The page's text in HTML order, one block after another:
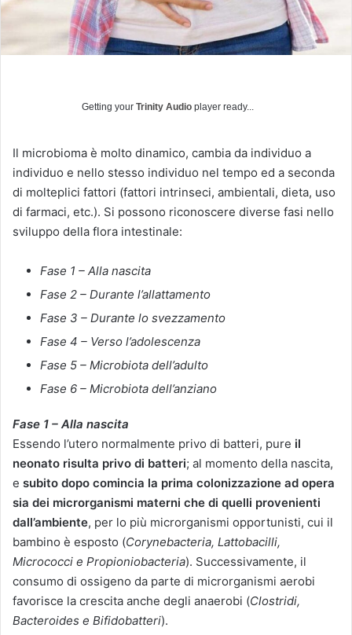
a
i
l
Getting your Trinity Audio player ready...
Il microbioma è molto dinamico, cambia da individuo a
individuo e nello stesso individuo nel tempo ed a seconda
di molteplici fattori (fattori intrinseci, ambientali, dieta, uso
di farmaci, etc.). Si possono riconoscere diverse fasi nello
sviluppo della flora intestinale:
Fase 1 – Alla nascita
Fase 2 – Durante l’allattamento
Fase 3 – Durante lo svezzamento
Fase 4 – Verso l’adolescenza
Fase 5 – Microbiota dell’adulto
Fase 6 – Microbiota dell’anziano
Fase 1 – Alla nascita
Essendo l’utero normalmente privo di batteri, pure il
neonato risulta privo di batteri; al momento della nascita,
e subito dopo comincia la prima colonizzazione ad opera
sia dei microrganismi materni che di quelli provenienti
dall’ambiente, per lo più microrganismi opportunisti, cui il
bambino è esposto (Corynebacteria, Lattobacilli,
Micrococci e Propioniobacteria). Successivamente, il
consumo di ossigeno da parte di microrganismi aerobi
favorisce la crescita anche degli anaerobi (Clostridi,
Bacteroides e Bifidobatteri).